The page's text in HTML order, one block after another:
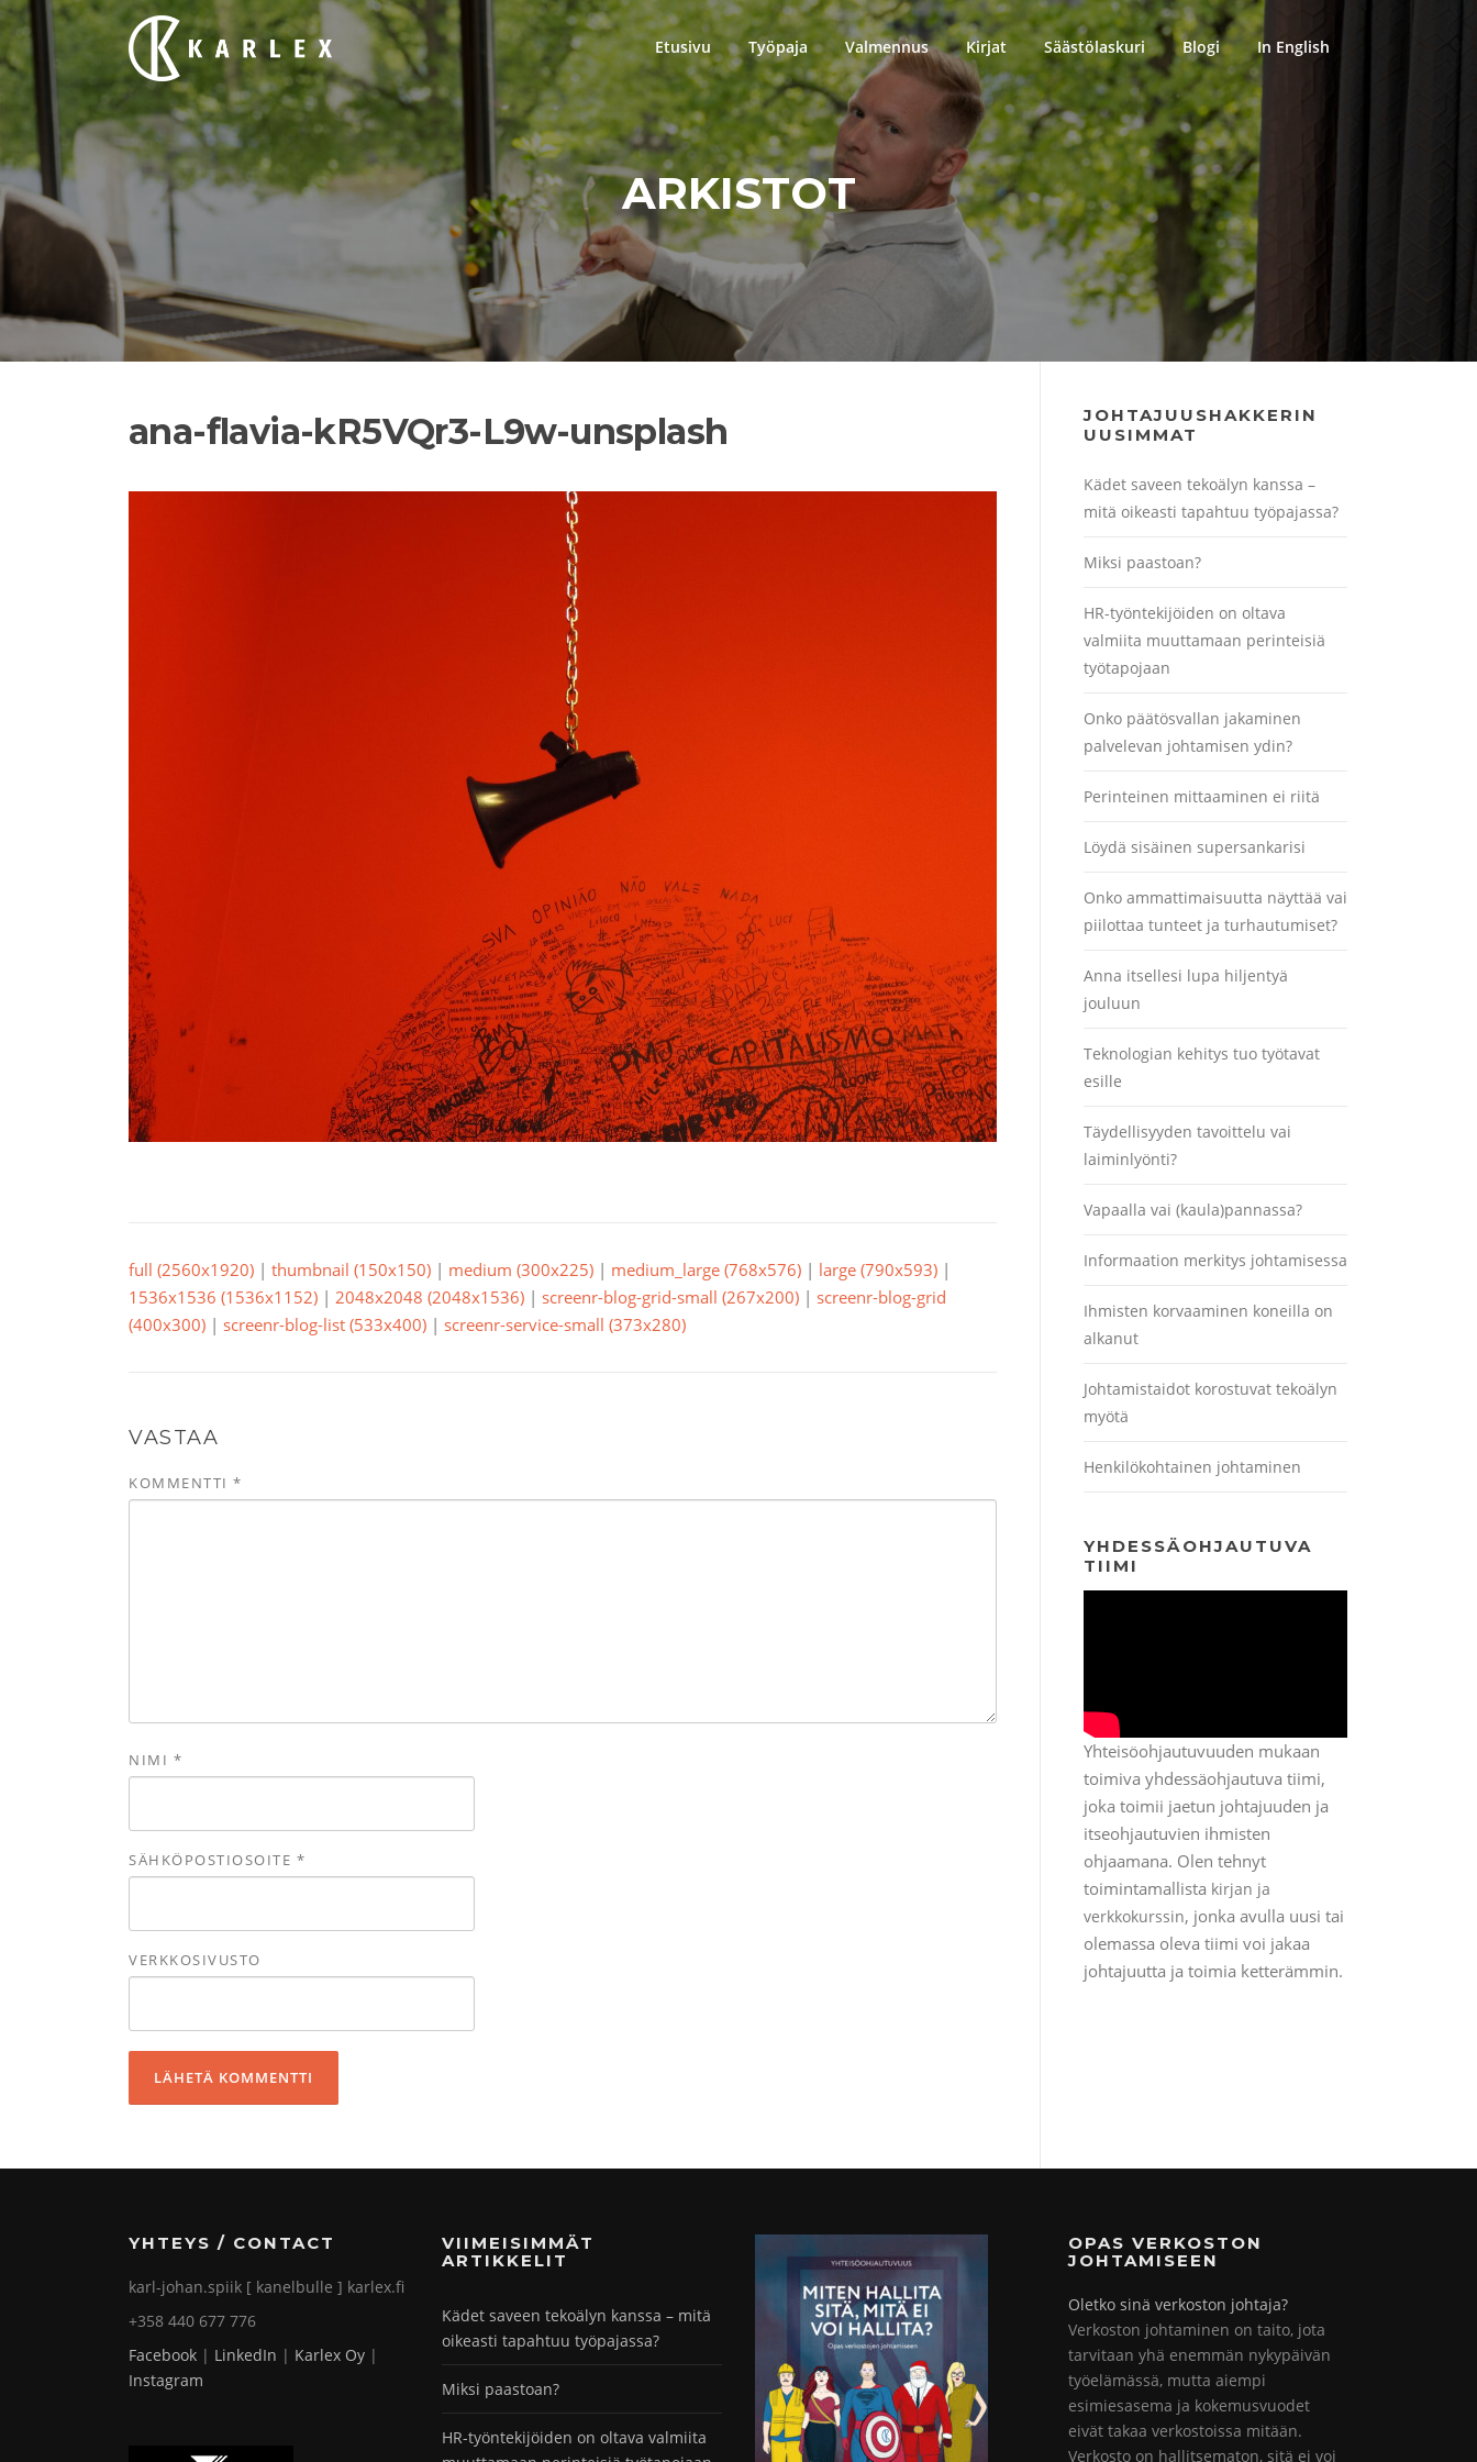
Siirry
suoraan
sisältöön
Etusivu Työpaja Valmennus Kirjat Säästölaskuri Blogi In English
ARKISTOT
ana-flavia-kR5VQr3-L9w-unsplash
full (2560x1920) | thumbnail (150x150) | medium (300x225) | medium_large (768x576) | large (790x593) |
1536x1536 (1536x1152) | 2048x2048 (2048x1536) | screenr-blog-grid-small (267x200) | screenr-blog-grid
(400x300) | screenr-blog-list (533x400) | screenr-service-small (373x280)
VASTAA
KOMMENTTI *
NIMI *
SÄHKÖPOSTIOSOITE *
VERKKOSIVUSTO
JOHTAJUUSHAKKERIN
UUSIMMAT
Kädet saveen tekoälyn kanssa –
mitä oikeasti tapahtuu työpajassa?
Miksi paastoan?
HR-työntekijöiden on oltava
valmiita muuttamaan perinteisiä
työtapojaan
Onko päätösvallan jakaminen
palvelevan johtamisen ydin?
Perinteinen mittaaminen ei riitä
Löydä sisäinen supersankarisi
Onko ammattimaisuutta näyttää vai
piilottaa tunteet ja turhautumiset?
Anna itsellesi lupa hiljentyä
jouluun
Teknologian kehitys tuo työtavat
esille
Täydellisyyden tavoittelu vai
laiminlyönti?
Vapaalla vai (kaula)pannassa?
Informaation merkitys johtamisessa
Ihmisten korvaaminen koneilla on
alkanut
Johtamistaidot korostuvat tekoälyn
myötä
Henkilökohtainen johtaminen
YHDESSÄOHJAUTUVA
TIIMI
Yhteisöohjautuvuuden mukaan
toimiva yhdessäohjautuva tiimi,
joka toimii jaetun johtajuuden ja
itseohjautuvien ihmisten
ohjaamana. Olen tehnyt
toimintamallista kirjan ja
verkkokurssin, jonka avulla uusi tai
olemassa oleva tiimi voi jakaa
johtajuutta ja toimia ketterämmin.
YHTEYS / CONTACT
karl-johan.spiik [ kanelbulle ] karlex.fi
+358 440 677 776
Facebook | LinkedIn | Karlex Oy |
Instagram
VIIMEISIMMÄT
ARTIKKELIT
Kädet saveen tekoälyn kanssa – mitä
oikeasti tapahtuu työpajassa?
Miksi paastoan?
HR-työntekijöiden on oltava valmiita
OPAS VERKOSTON
JOHTAMISEEN
Oletko sinä verkoston johtaja?
Verkoston johtaminen on taito, jota
tarvitaan yhä enemmän nykypäivän
työelämässä, mutta aiempi
esimiesasema ja kokemusvuodet
eivät takaa verkostoissa mitään.
Verkosto on hallitsematon, sitä ei voi